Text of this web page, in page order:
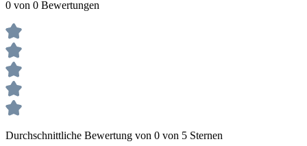
0 von 0 Bewertungen
Durchschnittliche Bewertung von 0 von 5 Sternen